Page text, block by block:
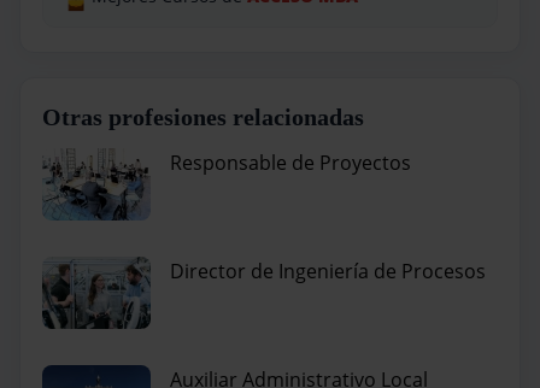
Otras profesiones relacionadas
Responsable de Proyectos
Director de Ingeniería de Procesos
Auxiliar Administrativo Local